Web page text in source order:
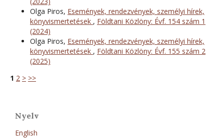
Olga Piros, Események, rendezvények, személyi hírek,
könyvismertetések , Földtani Közlöny: Évf. 154 szám 1
(2024)
Olga Piros, Események, rendezvények, személyi hírek,
könyvismertetések , Földtani Közlöny: Évf. 155 szám 2
(2025)
1 2 > >>
Nyelv
English